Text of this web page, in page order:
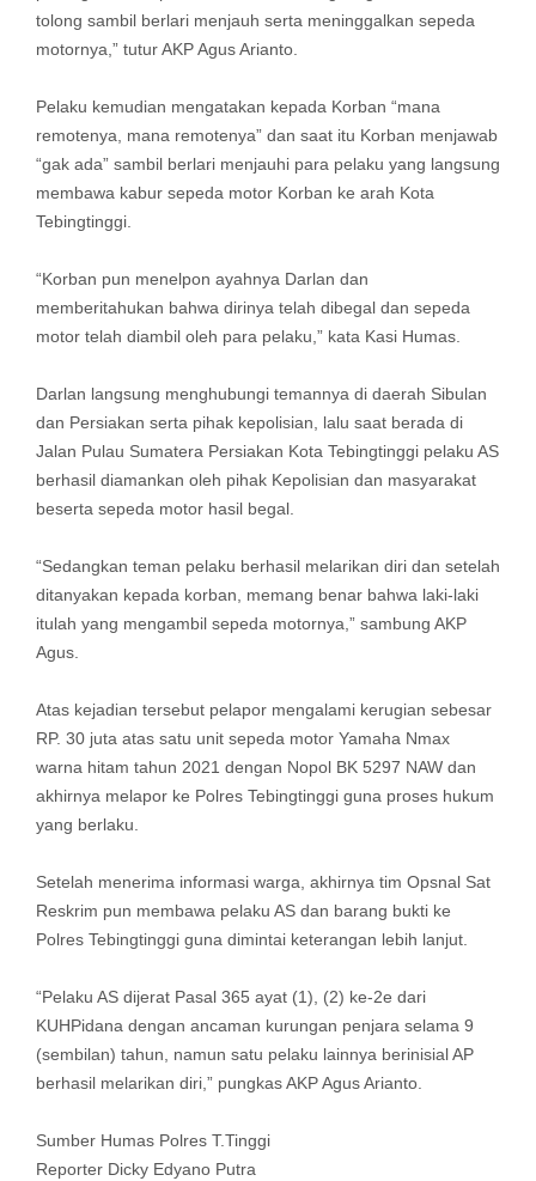
tolong sambil berlari menjauh serta meninggalkan sepeda
motornya,” tutur AKP Agus Arianto.
Pelaku kemudian mengatakan kepada Korban “mana
remotenya, mana remotenya” dan saat itu Korban menjawab
“gak ada” sambil berlari menjauhi para pelaku yang langsung
membawa kabur sepeda motor Korban ke arah Kota
Tebingtinggi.
“Korban pun menelpon ayahnya Darlan dan
memberitahukan bahwa dirinya telah dibegal dan sepeda
motor telah diambil oleh para pelaku,” kata Kasi Humas.
Darlan langsung menghubungi temannya di daerah Sibulan
dan Persiakan serta pihak kepolisian, lalu saat berada di
Jalan Pulau Sumatera Persiakan Kota Tebingtinggi pelaku AS
berhasil diamankan oleh pihak Kepolisian dan masyarakat
beserta sepeda motor hasil begal.
“Sedangkan teman pelaku berhasil melarikan diri dan setelah
ditanyakan kepada korban, memang benar bahwa laki-laki
itulah yang mengambil sepeda motornya,” sambung AKP
Agus.
Atas kejadian tersebut pelapor mengalami kerugian sebesar
RP. 30 juta atas satu unit sepeda motor Yamaha Nmax
warna hitam tahun 2021 dengan Nopol BK 5297 NAW dan
akhirnya melapor ke Polres Tebingtinggi guna proses hukum
yang berlaku.
Setelah menerima informasi warga, akhirnya tim Opsnal Sat
Reskrim pun membawa pelaku AS dan barang bukti ke
Polres Tebingtinggi guna dimintai keterangan lebih lanjut.
“Pelaku AS dijerat Pasal 365 ayat (1), (2) ke-2e dari
KUHPidana dengan ancaman kurungan penjara selama 9
(sembilan) tahun, namun satu pelaku lainnya berinisial AP
berhasil melarikan diri,” pungkas AKP Agus Arianto.
Sumber Humas Polres T.Tinggi
Reporter Dicky Edyano Putra